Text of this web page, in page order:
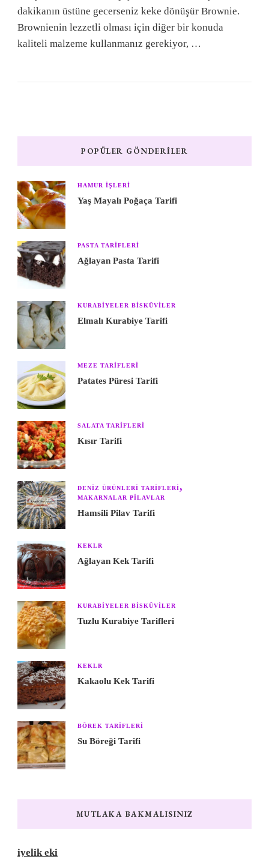
dakikanın üstüne gecerseniz keke dönüşür Brownie.
Brownienin lezzetli olması için diğer bir konuda
kaliteli malzeme kullanmanız gerekiyor, …
POPÜLER GÖNDERILER
HAMUR IŞLERI
Yaş Mayalı Poğaça Tarifi
PASTA TARIFLERI
Ağlayan Pasta Tarifi
KURABIYELER BISKÜVILER
Elmalı Kurabiye Tarifi
MEZE TARIFLERI
Patates Püresi Tarifi
SALATA TARIFLERI
Kısır Tarifi
DENIZ ÜRÜNLERI TARIFLERI
MAKARNALAR PILAVLAR
Hamsili Pilav Tarifi
KEKLR
Ağlayan Kek Tarifi
KURABIYELER BISKÜVILER
Tuzlu Kurabiye Tarifleri
KEKLR
Kakaolu Kek Tarifi
BÖREK TARIFLERI
Su Böreği Tarifi
MUTLAKA BAKMALISINIZ
iyelik eki